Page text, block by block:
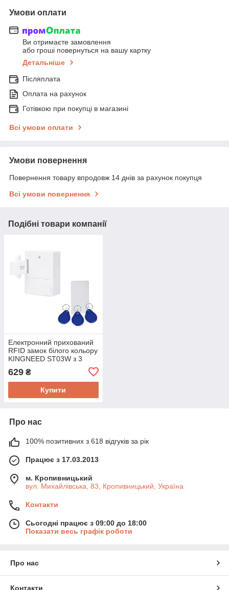
Умови оплати
Ви отримаєте замовлення
або гроші повернуться на вашу картку
Детальніше
Післяплата
Оплата на рахунок
Готівкою при покупці в магазині
Всі умови оплати
Умови повернення
Повернення товару впродовж 14 днів за рахунок покупця
Всі умови повернення
Подібні товари компанії
Електронний прихований
RFID замок білого кольору
KINGNEED ST03W з 3
RFID ключами та картою
для шаф і меблів
629 ₴
Купити
Про нас
100% позитивних з 618 відгуків за рік
Працює з 17.03.2013
м. Кропивницький
вул. Михайлівська, 83, Кропивницький, Україна
Контакти
Сьогодні працює з 09:00 до 18:00
Показати весь графік роботи
Про нас
Контакти